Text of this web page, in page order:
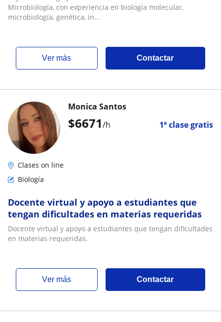
Microbiología, con experiencia en biología molecular,
microbiología, genética, in...
ver más Contactar
$6671/h 1ª clase gratis
Monica Santos
Clases on line
Biología
Docente virtual y apoyo a estudiantes que
tengan dificultades en materias requeridas
Docente virtual y apoyo a estudiantes que tengan dificultades
en materias requeridas.
ver más Contactar